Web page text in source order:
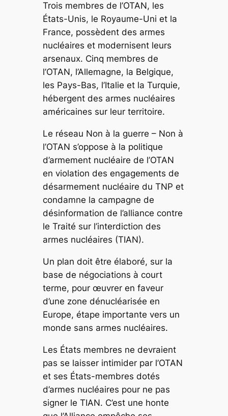
Trois membres de l’OTAN, les
États-Unis, le Royaume-Uni et la
France, possèdent des armes
nucléaires et modernisent leurs
arsenaux. Cinq membres de
l’OTAN, l’Allemagne, la Belgique,
les Pays-Bas, l’Italie et la Turquie,
hébergent des armes nucléaires
américaines sur leur territoire.
Le réseau Non à la guerre – Non à
l’OTAN s’oppose à la politique
d’armement nucléaire de l’OTAN
en violation des engagements de
désarmement nucléaire du TNP et
condamne la campagne de
désinformation de l’alliance contre
le Traité sur l’interdiction des
armes nucléaires (TIAN).
Un plan doit être élaboré, sur la
base de négociations à court
terme, pour œuvrer en faveur
d’une zone dénucléarisée en
Europe, étape importante vers un
monde sans armes nucléaires.
Les États membres ne devraient
pas se laisser intimider par l’OTAN
et ses États-membres dotés
d’armes nucléaires pour ne pas
signer le TIAN. C’est une honte